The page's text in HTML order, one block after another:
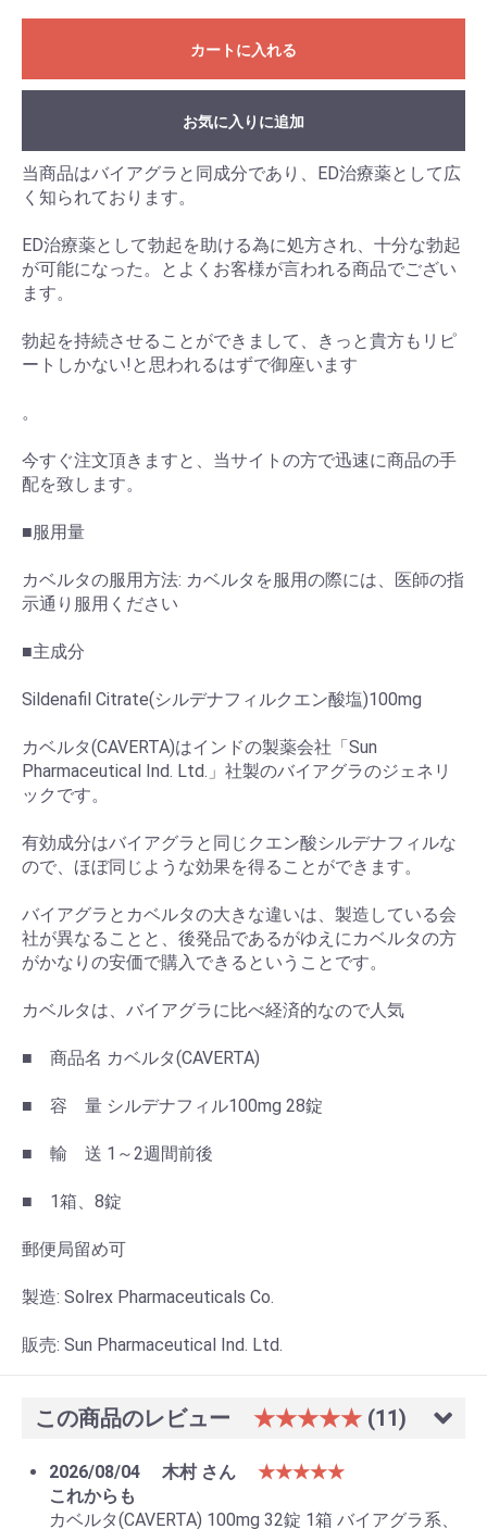
カートに入れる
お気に入りに追加
当商品はバイアグラと同成分であり、ED治療薬として広
く知られております。
ED治療薬として勃起を助ける為に処方され、十分な勃起
が可能になった。とよくお客様が言われる商品でござい
ます。
勃起を持続させることができまして、きっと貴方もリピ
ートしかない!と思われるはずで御座います
。
今すぐ注文頂きますと、当サイトの方で迅速に商品の手
配を致します。
■服用量
カベルタの服用方法: カベルタを服用の際には、医師の指
示通り服用ください
■主成分
Sildenafil Citrate(シルデナフィルクエン酸塩)100mg
カベルタ(CAVERTA)はインドの製薬会社「Sun
Pharmaceutical Ind. Ltd.」社製のバイアグラのジェネリ
ックです。
有効成分はバイアグラと同じクエン酸シルデナフィルな
ので、ほぼ同じような効果を得ることができます。
バイアグラとカベルタの大きな違いは、製造している会
社が異なることと、後発品であるがゆえにカベルタの方
がかなりの安価で購入できるということです。
カベルタは、バイアグラに比べ経済的なので人気
■ 商品名 カベルタ(CAVERTA)
■ 容 量 シルデナフィル100mg 28錠
■ 輸 送 1～2週間前後
■ 1箱、8錠
郵便局留め可
製造: Solrex Pharmaceuticals Co.
販売: Sun Pharmaceutical Ind. Ltd.
この商品のレビュー ★★★★★ (11)
2026/08/04 木村 さん
★★★★★
これからも
カベルタ(CAVERTA) 100mg 32錠 1箱 バイアグラ系、